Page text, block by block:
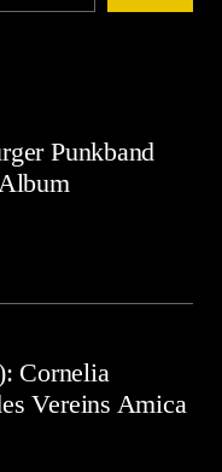
Punkband
Cornelia
Vereins Amica